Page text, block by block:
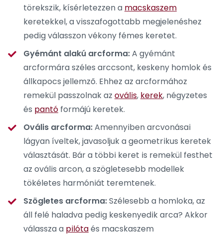
törekszik, kísérletezzen a macskaszem
keretekkel, a visszafogottabb megjelenéshez
pedig válasszon vékony fémes keretet.
Gyémánt alakú arcforma:A gyémánt
arcformára széles arccsont, keskeny homlok és
állkapocs jellemző. Ehhez az arcformához
remekül passzolnak az ovális, kerek, négyzetes
és pantó formájú keretek.
Ovális arcforma:Amennyiben arcvonásai
lágyan íveltek, javasoljuk a geometrikus keretek
választását. Bár a többi keret is remekül festhet
az ovális arcon, a szögletesebb modellek
tökéletes harmóniát teremtenek.
Szögletes arcforma:Szélesebb a homloka, az
áll felé haladva pedig keskenyedik arca? Akkor
válassza a pilótaés macskaszem